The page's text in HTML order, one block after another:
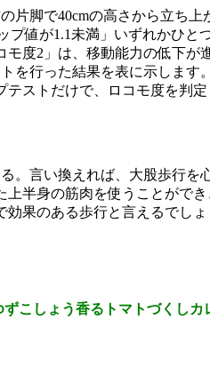
脚で40cmの高さから立ち
プ値が1.1未満」いずれかひ
度2」は、移動能力の低下が
を行った結果を表に示しま
ストだけで、ロコモ度を判
言い換えれば、大股歩行
半身の筋肉を使うことがで
果のある歩行と言えるでしょ
ずこしょう香るトマトづくしカ